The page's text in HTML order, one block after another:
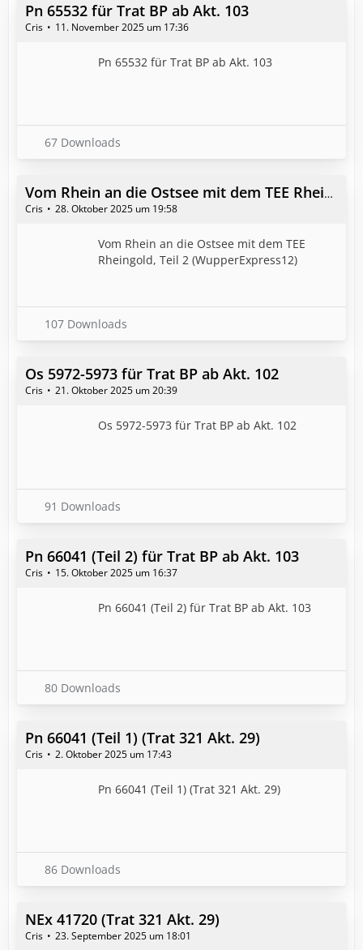
Pn 65532 für Trat BP ab Akt. 103
Cris 11. November 2025 um 17:36
Pn 65532 für Trat BP ab Akt. 103
67 Downloads
Vom Rhein an die Ostsee mit dem TEE Rheingold, Teil 2 (WupperExpress12)
Cris 28. Oktober 2025 um 19:58
Vom Rhein an die Ostsee mit dem TEE
Rheingold, Teil 2 (WupperExpress12)
107 Downloads
Os 5972-5973 für Trat BP ab Akt. 102
Cris 21. Oktober 2025 um 20:39
Os 5972-5973 für Trat BP ab Akt. 102
91 Downloads
Pn 66041 (Teil 2) für Trat BP ab Akt. 103
Cris 15. Oktober 2025 um 16:37
Pn 66041 (Teil 2) für Trat BP ab Akt. 103
80 Downloads
Pn 66041 (Teil 1) (Trat 321 Akt. 29)
Cris 2. Oktober 2025 um 17:43
Pn 66041 (Teil 1) (Trat 321 Akt. 29)
86 Downloads
NEx 41720 (Trat 321 Akt. 29)
Cris 23. September 2025 um 18:01